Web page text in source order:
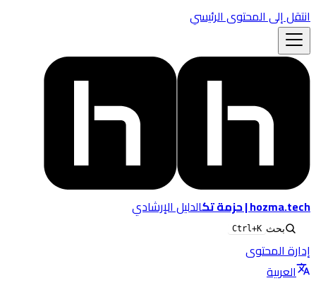
انتقل إلى المحتوى الرئيسي
hozma.tech | حزمة تك الدليل الإرشادي
بحث Ctrl+K
إدارة المحتوى
العربية